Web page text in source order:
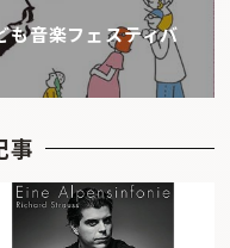
も音楽フェスティバ
事